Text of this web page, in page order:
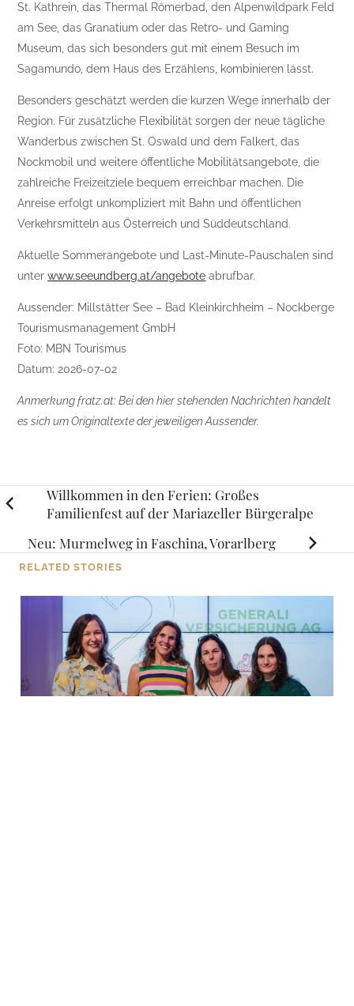
St. Kathrein, das Thermal Römerbad, den Alpenwildpark Feld
am See, das Granatium oder das Retro- und Gaming
Museum, das sich besonders gut mit einem Besuch im
Sagamundo, dem Haus des Erzählens, kombinieren lässt.
Besonders geschätzt werden die kurzen Wege innerhalb der
Region. Für zusätzliche Flexibilität sorgen der neue tägliche
Wanderbus zwischen St. Oswald und dem Falkert, das
Nockmobil und weitere öffentliche Mobilitätsangebote, die
zahlreiche Freizeitziele bequem erreichbar machen. Die
Anreise erfolgt unkompliziert mit Bahn und öffentlichen
Verkehrsmitteln aus Österreich und Süddeutschland.
Aktuelle Sommerangebote und Last-Minute-Pauschalen sind
unterwww.seeundberg.at/angebote abrufbar.
Aussender: Millstätter See – Bad Kleinkirchheim – Nockberge
Tourismusmanagement GmbH
Foto: MBN Tourismus
Datum: 2026-07-02
Anmerkung fratz.at: Bei den hier stehenden Nachrichten handelt
es sich um Originaltexte der jeweiligen Aussender.
Posts
navigation
Willkommen in den Ferien: Großes
Familienfest auf der Mariazeller Bürgeralpe
Neu: Murmelweg in Faschina, Vorarlberg
RELATED STORIES